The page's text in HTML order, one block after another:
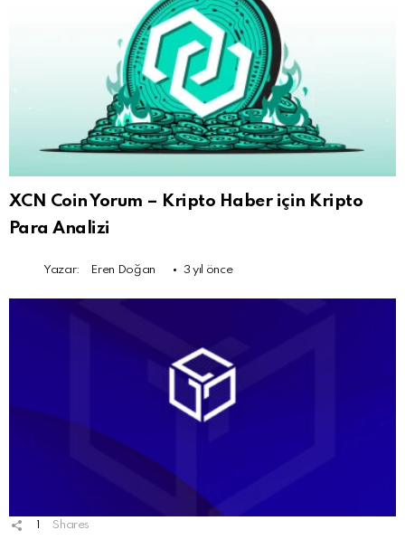
XCN Coin Yorum – Kripto Haber için Kripto
Para Analizi
Yazar: Eren Doğan 3 yıl önce
1 Shares